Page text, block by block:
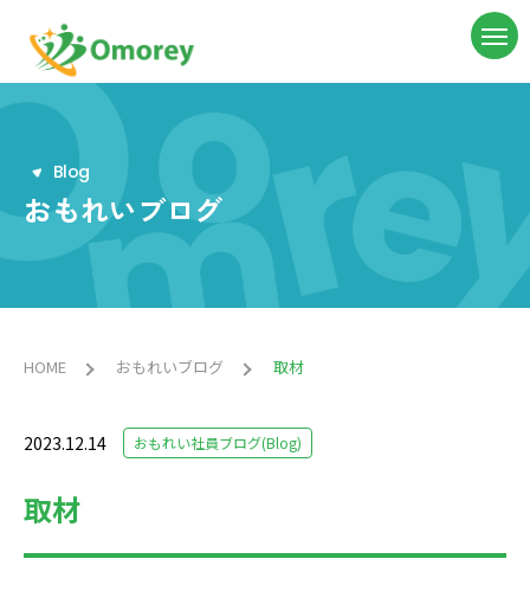
Blog
おもれいブログ
HOME おもれいブログ 取材
2023.12.14 おもれい社員ブログ(Blog)
取材